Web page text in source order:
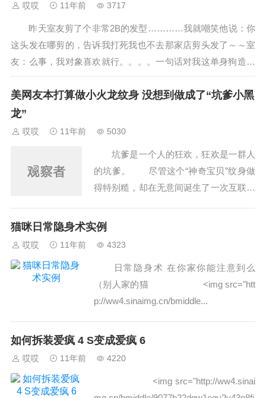
哎哎 11年前 3717
昨天室友剪了个非常2B的发型…………我就嘲笑他说：你
这头发在哪剪的，告诉我打死我也不去那家店剪头发了～～室
友：么事，我对象喜欢就行。。。。一句话对我这单身狗造成
了10000点的真实伤害……… 女...
美网友本打算做小火龙纹身 没想到做成了“坑爹小黑
龙”
哎哎 11年前 5030
坑爹是一个人的狂欢，狂欢是一群人
的坑爹。 尽管这个“神奇宝贝”纹身做
得特别糙，却在无意间诞生了一次互联网
小黑龙的原型，神奇宝贝中的人气角色
猫咪日常隐身术实例
哎哎 11年前 4323
日常隐身术 在你家你能注意到么
（别人家的猫 ˂img src="htt
p://ww4.sinaimg.cn/bmiddle...
如何拆装爱疯 4 S变成爱疯 6
哎哎 11年前 4220
˂img src="http://ww4.sinai